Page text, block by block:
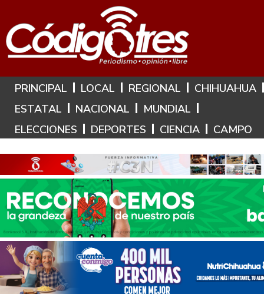
Hoy es: 10 de Agosto de 2026
PRINCIPAL LOCAL REGIONAL
CHIHUAHUA
ESTATAL
NACIONAL
MUNDIAL
ELECCIONES
DEPORTES CIENCIA CAMPO